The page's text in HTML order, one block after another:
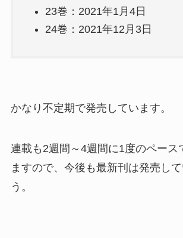
23巻：2021年1月4日
24巻：2021年12月3日
かなり不定期で発売しています。
連載も2週間～4週間に1度のペース
ますので、今後も最新刊は発売し
う。